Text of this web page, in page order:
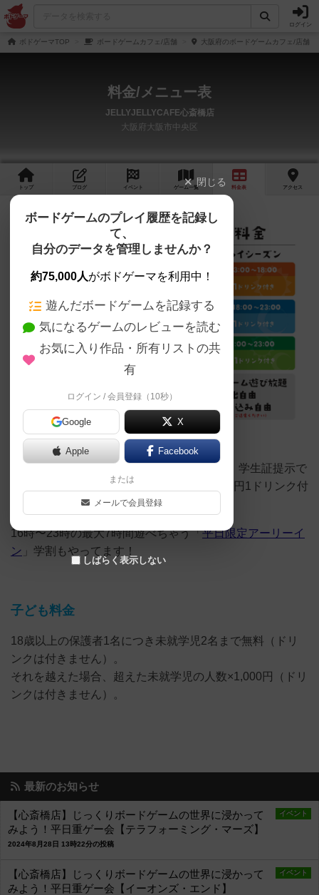
ログイン
ボドゲーマTOP ボードゲームカフェ/店舗 大阪府のボードゲームカフェ/店舗
料金/メニュー表
JELLYJELLYCAFE心斎橋店
大阪府大阪市中央区
トップ ブログ イベント ゲーム一覧 料金 表 アクセス
学生料金
平日のデイタイム（13:00〜18:00）に限り、学生証提示で
通常1,800円1ドリンク付きのところ、1,200円1ドリンク付
きでご利用いただけます。詳しくは
16時〜23時の最大7時間遊べちゃう「平日限定アーリーイ
ン 」学割もやってます！
子ども料金
18歳以上の保護者1名につき未就学児2名まで無料（ドリ
ンクは付きません）。
それを越えた場合、超えた未就学児の人数×1,000円（ドリ
ンクは付きません）。
最新のお知らせ
イベント
【心斎橋店】じっくりボードゲームの世界に浸かって
みよう！平日重ゲー会【テラフォーミング・マーズ】
2024年8月28日 13時22分の投稿
イベント
【心斎橋店】じっくりボードゲームの世界に浸かって
みよう！平日重ゲー会【イーオンズ・エンド】
閉じる
ボードゲームのプレイ履歴を記録し
て、
自分のデータを管理しませんか？
約75,000人がボドゲーマを利用中！
遊んだボードゲームを記録する
気になるゲームのレビューを読む
お気に入り作品・所有リストの共
有
ログイン / 会員登録（10秒）
Google X
Apple Facebook
または
メールで会員登録
しばらく表示しない